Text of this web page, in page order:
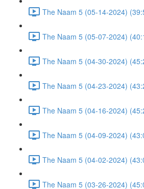
The Naam 5 (05-14-2024)
The Naam 5 (05-07-2024)
The Naam 5 (04-30-2024)
The Naam 5 (04-23-2024)
The Naam 5 (04-16-2024)
The Naam 5 (04-09-2024)
The Naam 5 (04-02-2024)
The Naam 5 (03-26-2024)